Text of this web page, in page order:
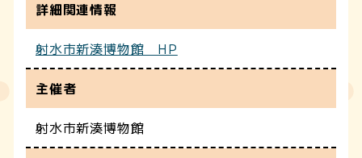
詳細関連情報
射水市新湊博物館 HP
主催者
射水市新湊博物館